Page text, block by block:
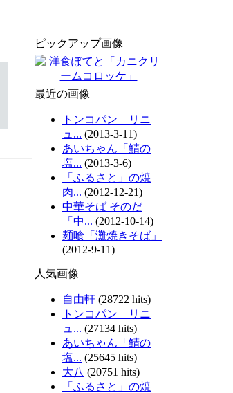
ピックアップ画像
最近の画像
トンコパン リニ
ュ... (2013-3-11)
あいちゃん「鯖の
塩... (2013-3-6)
「ふるさと」の焼
肉... (2012-12-21)
中華そば そのだ
「中... (2012-10-14)
麺喰「灘焼きそば」
(2012-9-11)
人気画像
自由軒 (28722 hits)
トンコパン リニ
ュ... (27134 hits)
あいちゃん「鯖の
塩... (25645 hits)
大八 (20751 hits)
「ふるさと」の焼